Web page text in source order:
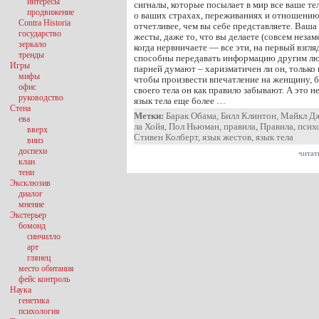
сигналы, которые посылает в мир все ваше
о ваших страхах, переживаниях и
отчетливее, чем вы себе представляете.
жесты, даже то, что вы делаете (совсем
когда нервничаете — все эти, на первый
способны передавать информацию другим
парней думают – харизматичен ли он, только
чтобы произвести впечатление на женщину,
своего тела он как правило забывают. А это
язык тела еще более …
Метки: Барак Обама, Билл Клинтон, Майкл
ла Хойя, Пол Ньюман, правила, Правила,
Стивен Колберт, язык жестов, язык тела
продвижение
Contra Historia
государство
зеркало
тренды
Игры
мифы
офис
руководство
Стена
ева
вверх
вниз
доспехи
клан
тени
Эксклюзив
диалог
мнение
Экстерьер
бомонд
синчилло
арт
глянец
место обитания
фейс контроль
Наука
генетика
психология